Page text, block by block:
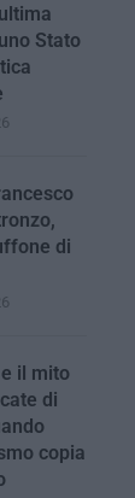
Stato
di
il mito
di
copia